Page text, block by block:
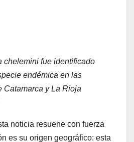
chelemini fue identificado
endémica en las
Catamarca y La Rioja
noticia resuene con fuerza
es su origen geográfico: esta